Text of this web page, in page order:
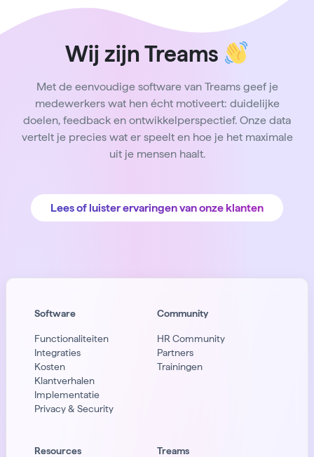
Wij zijn Treams
Met de eenvoudige software van Treams geef je
medewerkers wat hen écht motiveert: duidelijke
doelen, feedback en ontwikkelperspectief. Onze data
vertelt je precies wat er speelt en hoe je het maximale
uit je mensen haalt.
Lees of luister ervaringen van onze klanten
Software
Functionaliteiten
Integraties
Kosten
Klantverhalen
Implementatie
Privacy & Security
Community
HR Community
Partners
Trainingen
Resources Treams